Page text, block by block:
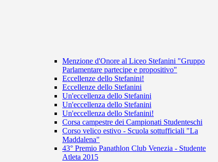
Menzione d'Onore al Liceo Stefanini "Gruppo
Parlamentare partecipe e propositivo"
Eccellenze dello Stefanini!
Eccellenze dello Stefanini
Un'eccellenza dello Stefanini
Un'eccellenza dello Stefanini
Un'eccellenza dello Stefanini!
Corsa campestre dei Campionati Studenteschi
Corso velico estivo - Scuola sottufficiali "La
Maddalena"
43° Premio Panathlon Club Venezia - Studente
Atleta 2015